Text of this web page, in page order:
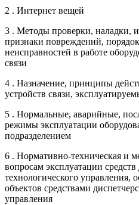
2 . Интернет вещей
3 . Методы проверки, наладки,
признаки повреждений,
неисправностей в работе
связи
4 . Назначение, принципы
устройств связи,
5 . Нормальные, аварийные,
режимы эксплуатации
подразделением
6 . Нормативно-техническая и
вопросам эксплуатации средств
технологического управления,
объектов средствами
управления